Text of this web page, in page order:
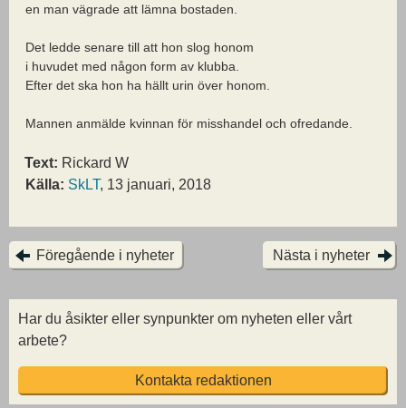
en man vägrade att lämna bostaden.
Det ledde senare till att hon slog honom
i huvudet med någon form av klubba.
Efter det ska hon ha hällt urin över honom.
Mannen anmälde kvinnan för misshandel och ofredande.
Text: Rickard W
Källa: SkLT, 13 januari, 2018
Föregående i nyheter Nästa i nyheter
Har du åsikter eller synpunkter om nyheten eller vårt
arbete?
Kontakta redaktionen